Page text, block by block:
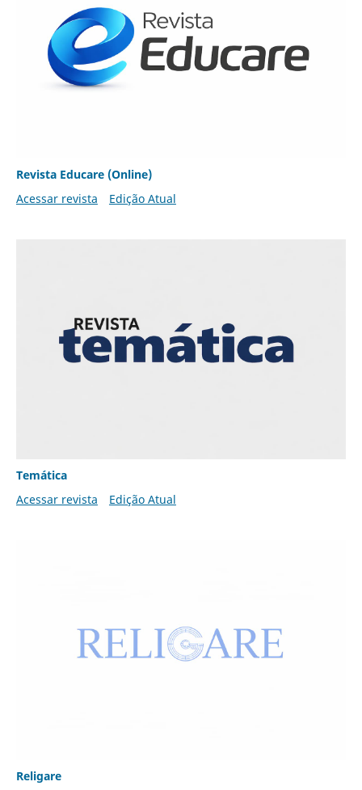
Revista Educare (Online)
Acessar revista
Edição Atual
Temática
Acessar revista
Edição Atual
Religare